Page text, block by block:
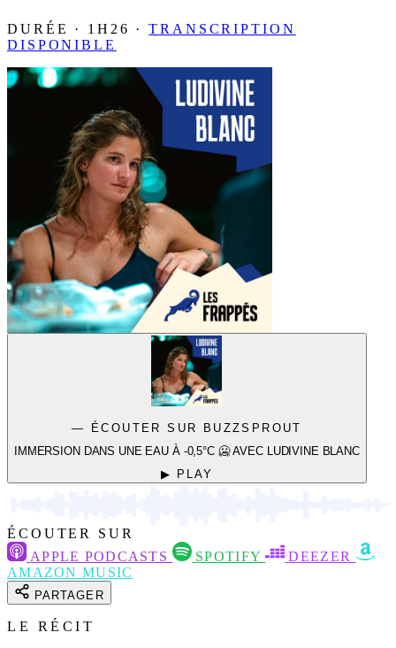
DURÉE · 1H26 ·TRANSCRIPTION
DISPONIBLE
— ÉCOUTER SUR BUZZSPROUT
IMMERSION DANS UNE EAU À -0,5°C 🥶 AVEC LUDIVINE BLANC
▶ PLAY
ÉCOUTER SUR
APPLE PODCASTS
SPOTIFY
DEEZER
AMAZON MUSIC
PARTAGER
LE RÉCIT